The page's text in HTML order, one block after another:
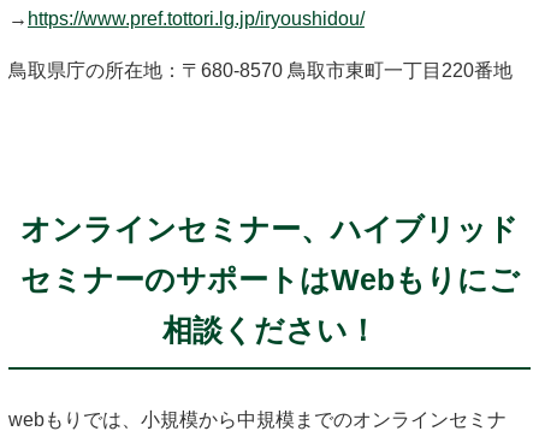
→ https://www.pref.tottori.lg.jp/iryoushidou/
鳥取県庁の所在地：〒680-8570 鳥取市東町一丁目220番地
オンラインセミナー、ハイブリッド
セミナーのサポートはWebもりにご
相談ください！
webもりでは、小規模から中規模までのオンラインセミナ